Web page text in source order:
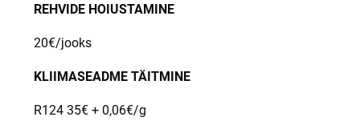
REHVIDE HOIUSTAMINE
20€/jooks
KLIIMASEADME TÄITMINE
R124 35€ + 0,06€/g